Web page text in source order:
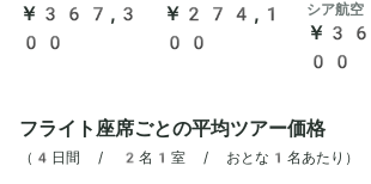
￥367,3
00
￥274,1
00
シア航空
￥
00
フライト座席ごとの平均ツアー価格
（ 4日間 / 2名1室 / おとな1名あたり ）